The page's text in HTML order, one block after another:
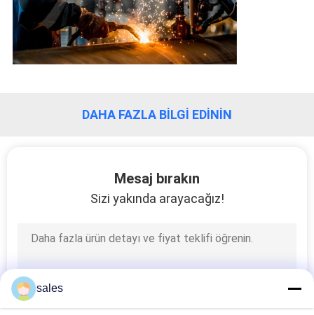
POLICY
DAHA FAZLA BILGI EDININ
Mesaj bırakın
Sizi yakında arayacağız!
sales